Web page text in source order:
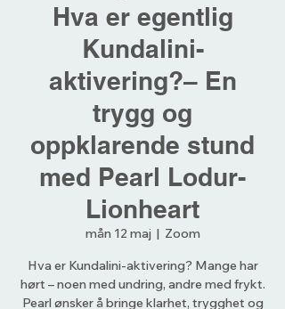
Hva er egentlig
Kundalini-
aktivering?– En
trygg og
oppklarende stund
med Pearl Lodur-
Lionheart
mån 12 maj
  |
Zoom
Hva er Kundalini-aktivering? Mange har
hørt – noen med undring, andre med frykt.
Pearl ønsker å bringe klarhet, trygghet og